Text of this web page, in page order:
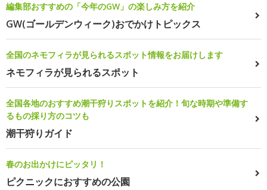
編集部おすすめの「今年のGW」の楽しみ方を紹介
GW(ゴールデンウィーク)おでかけトピックス
全国のネモフィラが見られるスポット情報をお届けします
ネモフィラが見られるスポット
全国各地のおすすめ潮干狩りスポットを紹介！旬な時期や準備す
るもの採り方のコツも
潮干狩りガイド
春のお出かけにピッタリ！
ピクニックにおすすめの公園